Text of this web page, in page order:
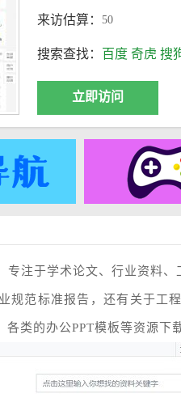
来访估算： 50
搜索查找： 百度 奇虎 搜
立即访问
注于学术论文、行业资料
规范标准报告，还有关于工
类的办公PPT模板等资源下载